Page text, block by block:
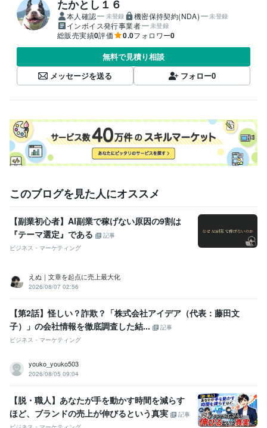
たかとし１６
本人確認 未登録 機密保持契約(NDA) 未登録
インボイス発行事業者 未登録
総販売実績0評価 0.0フォロワー0
無料で見積り相談
メッセージを送る
フォロー0
このブログを見た人にオススメ
【副業初心者】AI副業で稼げない原因の9割は
『テーマ選定』である
記事
ビジネス・マーケティング
えぬ｜文章を起点に売上最大化
2026/08/07 02:56
【第2話】怪しい？詐欺？「株式会社アイデア（代表：藤田文
子）」の会社情報を徹底調査した結...
記事
ビジネス・マーケティング
youko_youko503
2026/08/05 09:04
【脱・職人】あなたが手を動かす時間を減らす
ほど、ブランドの売上が伸びるという真実
記事